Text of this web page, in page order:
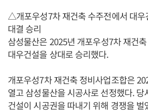
△개포우성7차 재건축 수주전에서 대우
대결 승리
삼성물산은 2025년 개포우성7차 재건
대우건설을 상대로 승리했다.
개포우성7차 재건축 정비사업조합은
열고 삼성물산을 시공사로 선정했다.
건설이 시공권을 따내기 위해 경쟁을 벌